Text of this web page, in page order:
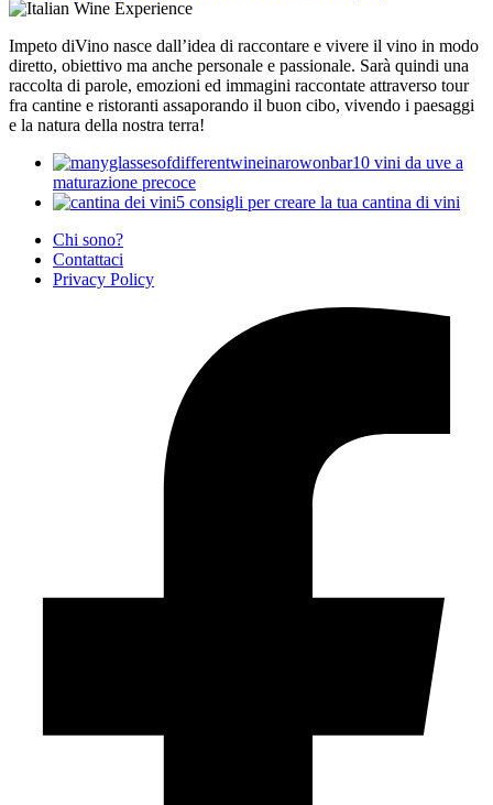
Impeto diVino nasce dall’idea di raccontare e vivere il vino in modo
diretto, obiettivo ma anche personale e passionale. Sarà quindi una
raccolta di parole, emozioni ed immagini raccontate attraverso tour
fra cantine e ristoranti assaporando il buon cibo, vivendo i paesaggi
e la natura della nostra terra!
10 vini da uve a
maturazione precoce
5 consigli per creare la tua cantina di vini
Chi sono?
Contattaci
Privacy Policy